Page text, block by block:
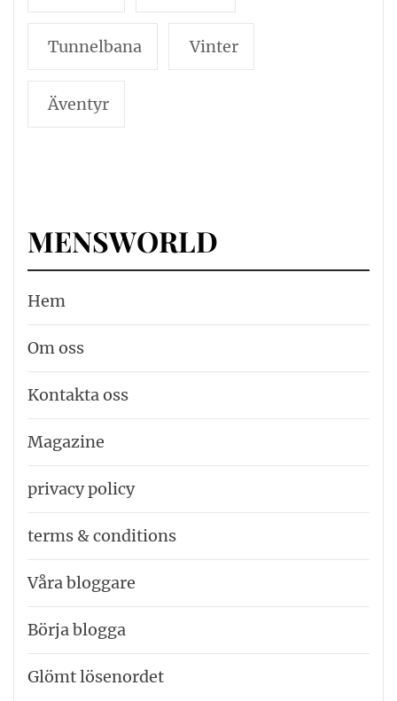
Tunnelbana Vinter
Äventyr
MENSWORLD
Hem
Om oss
Kontakta oss
Magazine
privacy policy
terms & conditions
Våra bloggare
Börja blogga
Glömt lösenordet